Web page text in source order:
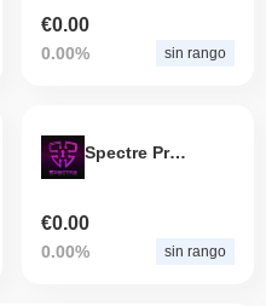
€0.00
0.00% sin rango
Spectre Protocol
€0.00
0.00% sin rango